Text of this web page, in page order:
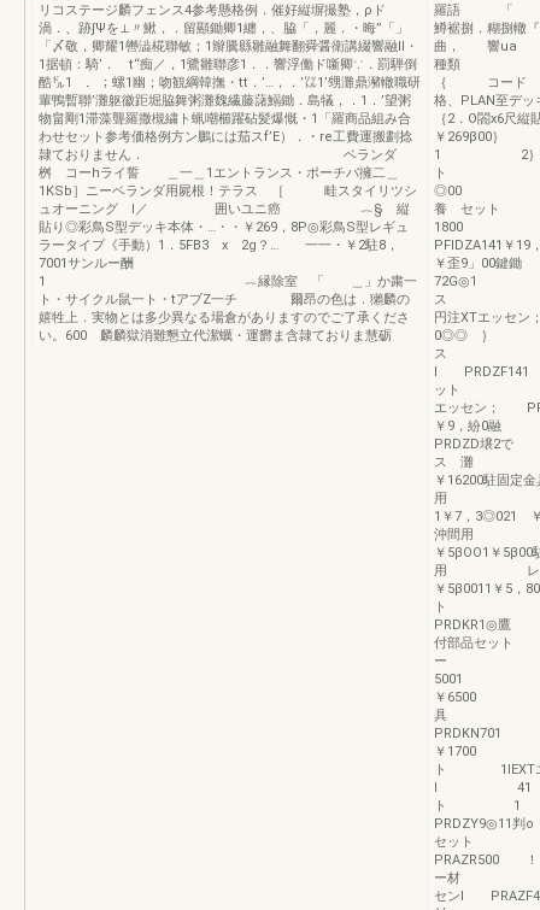
リコステージ麟フェンス4参考懸格例．催好縦塀撮塾，ρド
渦．、跡∫Ψを⊥〃鰍，．留顯鋤卿1纏，、脇「，麗．・晦”「」
「〆敬，卿耀1轡澁椛聯敏；1辮騰縣雛融舞翻舜醤衛講綴響融ll・
1据頓：騎’． t“痴／，1鷺雛聯彦1．．響浮働ド噺卿∵．罰騨倒
酷㌦1 ．；螺1幽；吻観綱韓撫・tt．’…，．’㍑1’甥灘鼎瀦轍職研
輩鴨暫聯’灘躯徽距堀脇舞粥灘魏繊藤藷鰯鋤．島犠，．1．’望粥
物畠剛1滞藻聾羅撒槻繍ト蝋嘲櫛躍砧髪爆慨・1「羅商品組み合
わせセット参考価格例方ン鵬には茄スf’E）．・re工費運搬劃捻
隷ておりません． ベランダ
桝 コーhライ誓 ＿一＿1エントランス・ポーチバ擁二＿
1KSb］ニーベランダ用屍根！テラス ［ 畦スタイリツシ
ュオーニング l／ 囲いユニ癌 ︷§ 縦
貼り◎彩鳥S型デッキ本体・…・・￥269，8P◎彩鳥S型レギュ
ラータイプ《手動）1．5FB3 x 2g？… 一一・￥2駐8，
7001サンルー酬
1 ︷縁除室 「 ＿」か粛一
ト・サイクル鼠一ト・tアブZ一チ 爾昂の色は．獺麟の
嬉牲上．実物とは多少異なる場倉がありますのでご了承くださ
い。600 麟麟獄消難懇立代潔蠣・運欝ま含隷ておりま慧砺
羅語 「
鱒裾捌．糊捌轍
曲， 響ua
種類 1
｛ コード
格、PLAN
｛2．O閤x6尺
￥269β00｝
1 2｝ ￥
ト
◎00 ｝
養 セ
1800 1
￥歪9」00鍵
72G◎1 1｝
ス
円注XTエッ
0◎◎ ｝ 21
ス ．H
l PRDZF141
ット
エッセン；
￥9，紛0
PRDZD壌2
ス 灘 1・・
￥16200駐
用 身ヤ
1￥7，
沖間用 レ
￥5βOO1￥
用 レヤイ
￥5β0011￥5，
ト ｝
PRDKR1◎
付部品セ
ー …而
￥
具 「段
￥1700 遷
ト 1lEXT
l 41 緊
ト 1 ＿
PRDZY9◎11判o
セット
ー材
センl